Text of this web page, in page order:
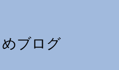
ブログ